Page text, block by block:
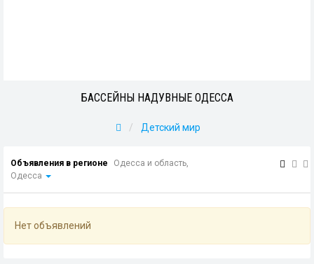
БАССЕЙНЫ НАДУВНЫЕ ОДЕССА
Детский мир
Объявления в регионе
Одесса и область,
Одесса
Нет объявлений